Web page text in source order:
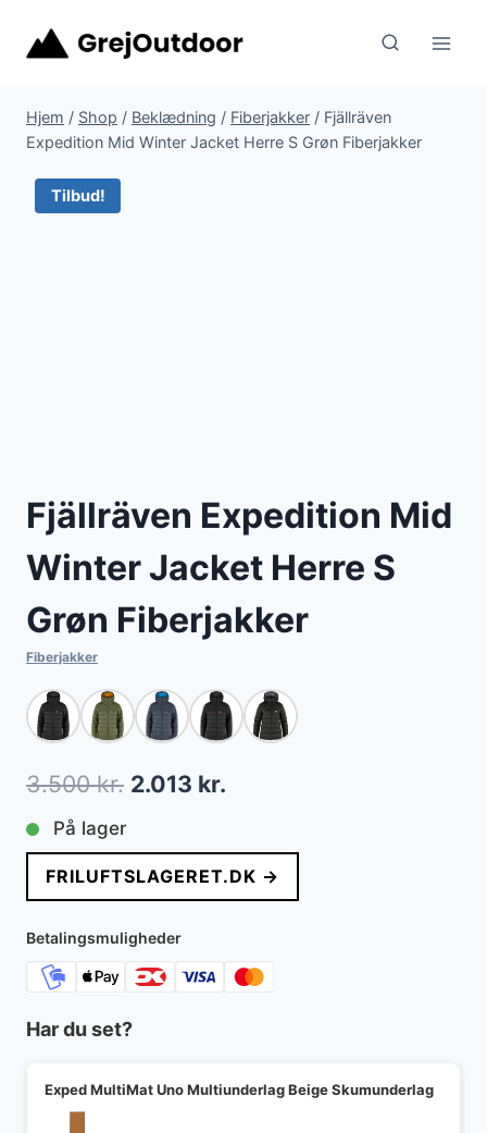
Hjem / Shop / Beklædning / Fiberjakker / Fjällräven
Expedition Mid Winter Jacket Herre S Grøn Fiberjakker
Tilbud!
Fjällräven Expedition Mid
Winter Jacket Herre S
Grøn Fiberjakker
Fiberjakker
3.500kr. Den
pris
var:
3.500 kr..
2.013 kr.
pris
er:
På lager
FRILUFTSLAGERET.DK →
Betalingsmuligheder
Har du set?
Exped MultiMat Uno Multiunderlag Beige Skumunderlag